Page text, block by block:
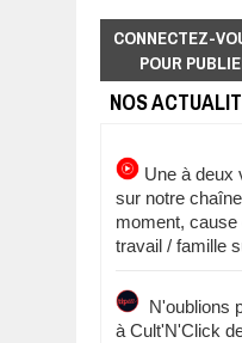
CONNECTEZ-
POUR
NOS
Une à deux
sur notre
moment,
travail / famille
N'oublions
à Cult'N'Click